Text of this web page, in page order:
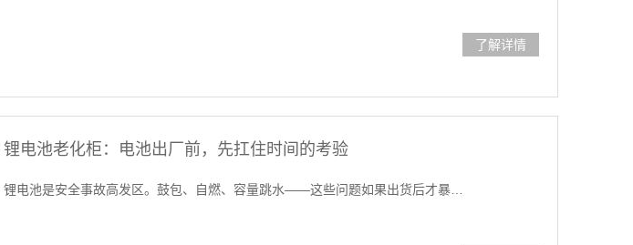
了解详情
锂电池老化柜：电池出厂前，先扛住时间的考验
锂电池是安全事故高发区。鼓包、自燃、容量跳水——这些问题如果出货后才暴…